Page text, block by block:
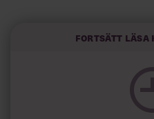
kompetenta och stå med
spelevink i högklackat, är
önskningar som
Fortsätt